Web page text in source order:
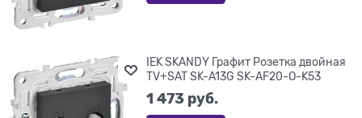
IEK SKANDY Графит Розетка двойная
TV+SAT SK-A13G SK-AF20-O-K53
1 473 руб.